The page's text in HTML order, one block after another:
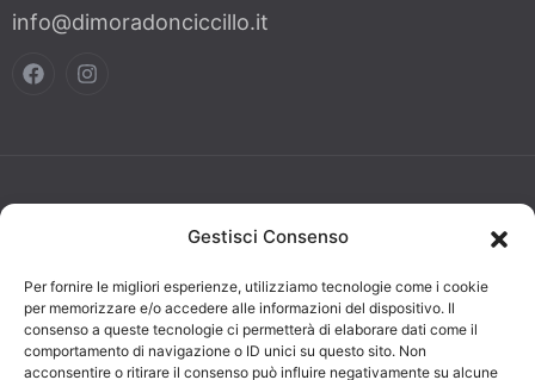
Gestisci Consenso
Per fornire le migliori esperienze, utilizziamo tecnologie come i cookie
per memorizzare e/o accedere alle informazioni del dispositivo. Il
consenso a queste tecnologie ci permetterà di elaborare dati come il
comportamento di navigazione o ID unici su questo sito. Non
acconsentire o ritirare il consenso può influire negativamente su alcune
info@dimoradonciccillo.it
Ciccillo Bed
And Breakfast.
Developed by:
Photo Credits: